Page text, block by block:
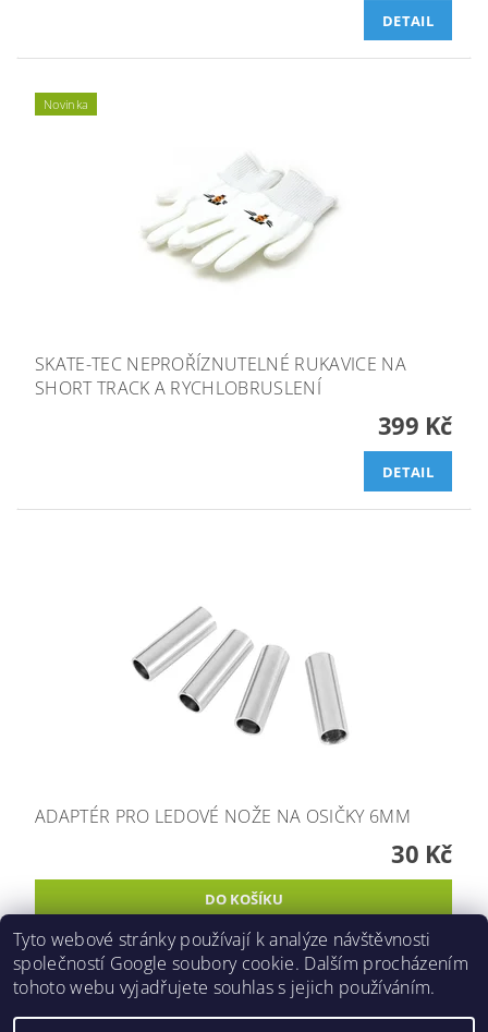
DETAIL
Novinka
SKATE-TEC NEPROŘÍZNUTELNÉ RUKAVICE NA
SHORT TRACK A RYCHLOBRUSLENÍ
399 Kč
DETAIL
ADAPTÉR PRO LEDOVÉ NOŽE NA OSIČKY 6MM
30 Kč
2026 ©Inlinespeed.cz, všechna práva vyhrazena
Tyto webové stránky používají k analýze návštěvnosti
společností Google soubory cookie. Dalším procházením
tohoto webu vyjadřujete souhlas s jejich používáním.